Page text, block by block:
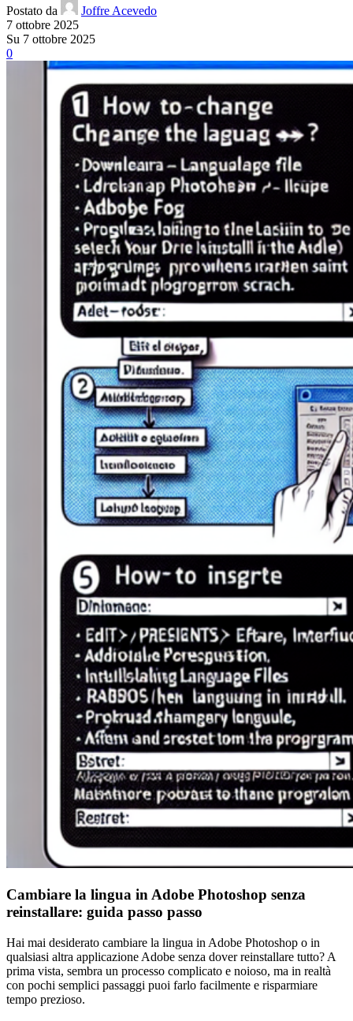
Postato da
Joffre Acevedo
7 ottobre 2025
Su 7 ottobre 2025
0
Cambiare la lingua in Adobe Photoshop senza
reinstallare: guida passo passo
Hai mai desiderato cambiare la lingua in Adobe Photoshop o in
qualsiasi altra applicazione Adobe senza dover reinstallare tutto? A
prima vista, sembra un processo complicato e noioso, ma in realtà
con pochi semplici passaggi puoi farlo facilmente e risparmiare
tempo prezioso.